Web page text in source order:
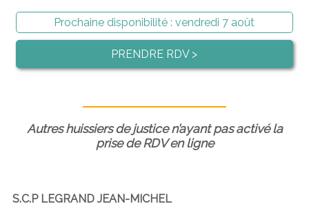
Prochaine disponibilité :vendredi 7 août
PRENDRE RDV >
Autres huissiers de justice n’ayant pas activé la
prise de RDV en ligne
S.C.P LEGRAND JEAN-MICHEL